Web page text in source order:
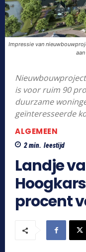
Impressie van
is voor ruim 90
duurzame
geïnteresseerde
ALGEMEEN
2min. leestijd
Landje
procent